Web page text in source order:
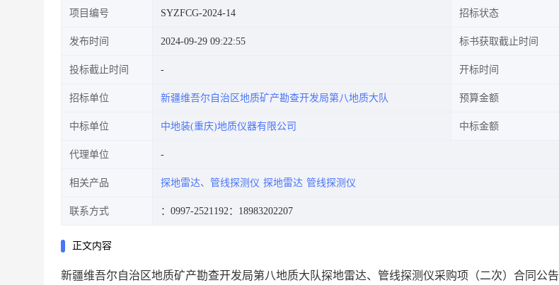
项目编号 SYZFCG-2024-14 招标状态
发布时间 2024-09-29 09:22:55 标书获取截止时间
投标截止时间 开标时间
招标单位 新疆维吾尔自治区地质矿产勘查开发局第八地质大队 预算金额
中标单位 中地装(重庆)地质仪器有限公司 中标金额
代理单位
相关产品 探地雷达、管线探测仪 探地雷达 管线探测仪
联系方式 ：0997-2521192：18983202207
正文内容
新疆维吾尔自治区地质矿产勘查开发局第八地质大队探地雷达、管线探测仪采购项（二次）合同公告